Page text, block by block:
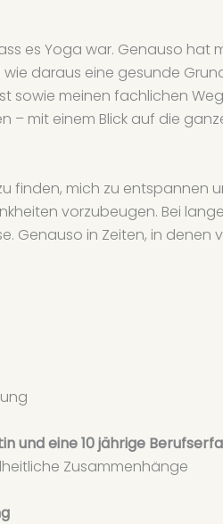
es Yoga war. Genauso hat
daraus eine gesunde
sowie meinen fachlichen
mit einem Blick auf die
finden, mich zu entspannen
vorzubeugen. Bei
Genauso in Zeiten, in denen
und eine 10 jährige
Zusammenhänge